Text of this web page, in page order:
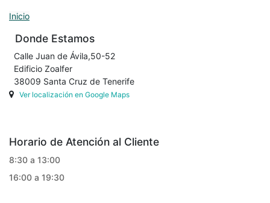
Inicio
Donde Estamos
Calle Juan de Ávila,50-52
Edificio Zoalfer
38009 Santa Cruz de Tenerife
Ver localización en Google Maps
Horario de Atención al Cliente
8:30 a 13:00
16:00 a 19:30